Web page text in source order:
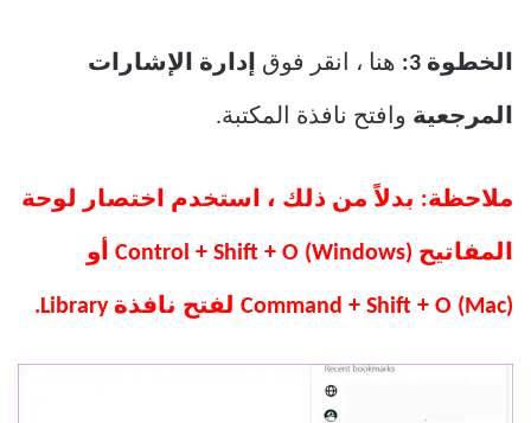
الخطوة 3: هنا ، انقر فوق إدارة الإشارات
المرجعية وافتح نافذة المكتبة.
ملاحظة: بدلاً من ذلك ، استخدم اختصار لوحة
المفاتيح Control + Shift + O (Windows) أو
Command + Shift + O (Mac) لفتح نافذة Library.